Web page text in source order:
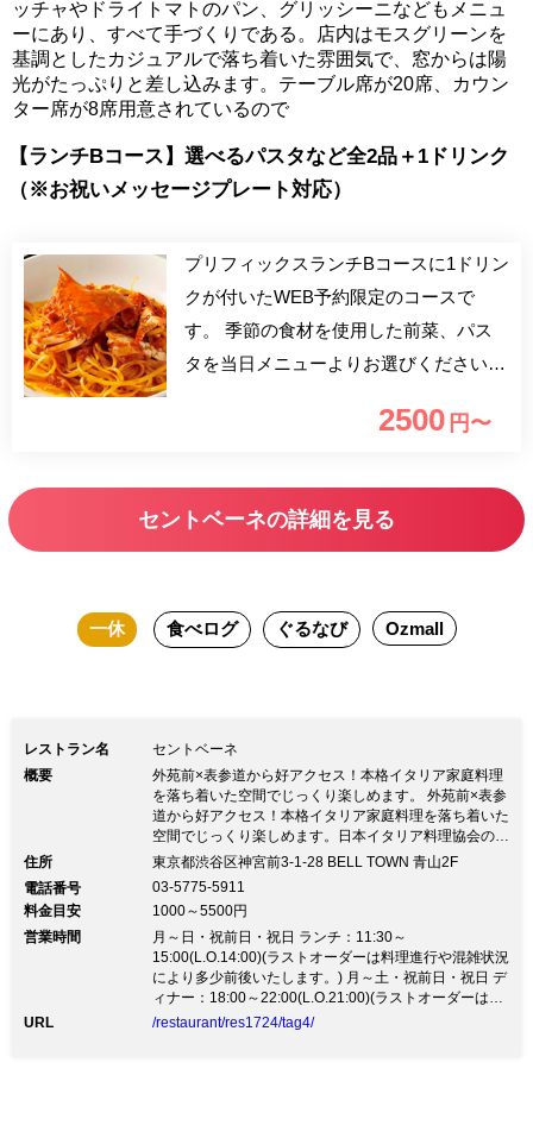
ッチャやドライトマトのパン、グリッシーニなどもメニュ
ーにあり、すべて手づくりである。店内はモスグリーンを
基調としたカジュアルで落ち着いた雰囲気で、窓からは陽
光がたっぷりと差し込みます。テーブル席が20席、カウン
ター席が8席用意されているので
【ランチBコース】選べるパスタなど全2品＋1ドリンク
（※お祝いメッセージプレート対応）
プリフィックスランチBコースに1ドリン
クが付いたWEB予約限定のコースで
す。 季節の食材を使用した前菜、パス
タを当日メニューよりお選びください。
ンティークのオブジェ、インテリアを配
おもてなしの機会に最適なランチコース
2500 円〜
セントベーネの詳細を見る
一休 食べログ ぐるなび Ozmall
レストラン名
セントベーネ
概要
外苑前×表参道から好アクセス！本格イタリア家庭料理
を落ち着いた空間でじっくり楽しめます。 外苑前×表参
道から好アクセス！本格イタリア家庭料理を落ち着いた
空間でじっくり楽しめます。日本イタリア料理協会の会
長も務める巨匠・落合務シェフからただ一人暖簾分けを
氏が神宮前にオープンした「Sento Bene」 一品ごとグ
リルで焼き上げる手延べの『ラザーニャ』は雑誌・TV
で取り上げられ大人気！伊産の小麦やそば粉をめん棒で
仕上げるもっちり『手打ちパスタ』の数々、生クリーム
を使わず卵をたっぷり使った名物『カルボナーラ』、野
菜は有機野菜が中心。
住所
東京都渋谷区神宮前3-1-28 BELL TOWN 青山2F
電話番号
03-5775-5911
料金目安
1000～5500円
営業時間
月～日・祝前日・祝日 ランチ：11:30～
15:00(L.O.14:00)(ラストオーダーは料理進行や混雑状況
により多少前後いたします。) 月～土・祝前日・祝日 デ
ィナー：18:00～22:00(L.O.21:00)(ラストオーダーは料
理進行や混雑状況により多少前後いたします。)
URL /restaurant/res1724/tag4/